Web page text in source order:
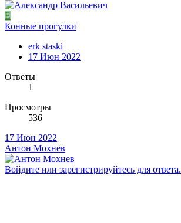
E
Конные прогулки
erk staski
17 Июн 2022
Ответы
1
Просмотры
536
17 Июн 2022
Антон Мохнев
Войдите или зарегистрируйтесь для ответа.